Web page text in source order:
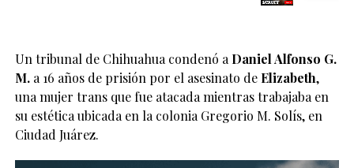
Un tribunal de Chihuahua condenó a Daniel Alfonso G.
M.a 16 años de prisión por el asesinato de Elizabeth,
una mujer trans que fue atacada mientras trabajaba en
su estética ubicada en la colonia Gregorio M. Solís, en
Ciudad Juárez.